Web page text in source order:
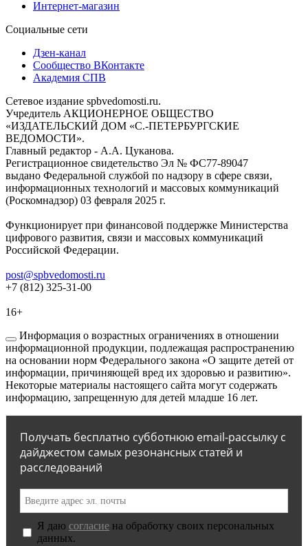
Интернет-магазин
Социальные сети
Дзен-канал
Сообщество ВКонтакте
Академия СПВ
Сетевое издание spbvedomosti.ru.
Учредитель АКЦИОНЕРНОЕ ОБЩЕСТВО
«ИЗДАТЕЛЬСКИЙ ДОМ «С.-ПЕТЕРБУРГСКИЕ
ВЕДОМОСТИ».
Главный редактор - А.А. Цуканова.
Регистрационное свидетельство Эл № ФС77-89047
выдано Федеральной службой по надзору в сфере связи,
информационных технологий и массовых коммуникаций
(Роскомнадзор) 03 февраля 2025 г.
Функционирует при финансовой поддержке Министерства
цифрового развития, связи и массовых коммуникаций
Российской Федерации.
post@spbvedomosti.ru
+7 (812) 325-31-00
16+
Информация о возрастных ограничениях в отношении
информационной продукции, подлежащая распространению
на основании норм Федерального закона «О защите детей от
информации, причиняющей вред их здоровью и развитию».
Некоторые материалы настоящего сайта могут содержать
информацию, запрещенную для детей младше 16 лет.
Получать бесплатно субботнюю email-рассылку с
дайджестом самых резонансных статей и
расследований
Я даю согласие на обработку своих персональных
данных.